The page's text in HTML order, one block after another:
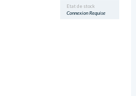
Etat de stock
Connexion Requise